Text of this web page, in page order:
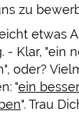
zu
etwas
- Klar, "ein
oder?
"ein
". Trau